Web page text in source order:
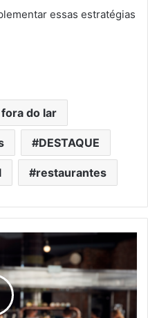
essas estratégias
do lar
DESTAQUE
restaurantes